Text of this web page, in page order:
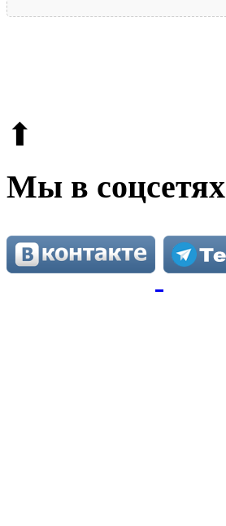
⬆
Мы в соцсетях